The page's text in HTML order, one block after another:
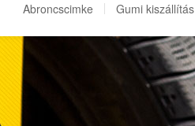
Abroncscimke
Gumi kiszállítás